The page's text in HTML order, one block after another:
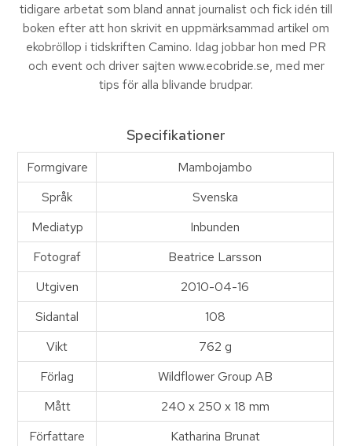
tidigare arbetat som bland annat journalist och fick idén till
boken efter att hon skrivit en uppmärksammad artikel om
ekobröllop i tidskriften Camino. Idag jobbar hon med PR
och event och driver sajten www.ecobride.se, med mer
tips för alla blivande brudpar.
Specifikationer
Formgivare
Mambojambo
Språk
Svenska
Mediatyp
Inbunden
Fotograf
Beatrice Larsson
Utgiven
2010-04-16
Sidantal
108
Vikt
762 g
Förlag
Wildflower Group AB
Mått
240 x 250 x 18 mm
Författare
Katharina Brunat